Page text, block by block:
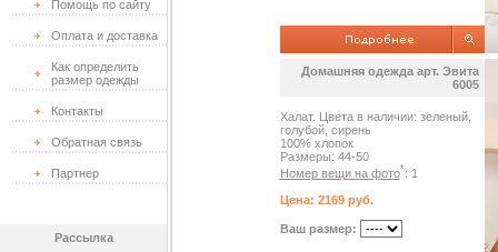
Помощь по сайту
Оплата и доставка
Как определить
размер одежды
Контакты
Обратная связь
Партнер
Рассылка
Домашняя одежда арт. Эвита
6005
Халат. Цвета в наличии: зеленый,
голубой, сирень
100% хлопок
Размеры: 44-50
Номер вещи на фото*: 1
Цена: 2169 руб.
Ваш размер: